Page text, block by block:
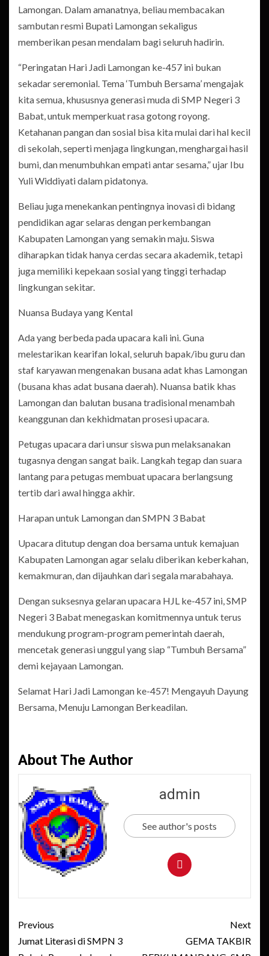
Lamongan. Dalam amanatnya, beliau membacakan
sambutan resmi Bupati Lamongan sekaligus
memberikan pesan mendalam bagi seluruh hadirin.
“Peringatan Hari Jadi Lamongan ke-457 ini bukan
sekadar seremonial. Tema ‘Tumbuh Bersama’ mengajak
kita semua, khususnya generasi muda di SMP Negeri 3
Babat, untuk memperkuat rasa gotong royong.
Ketahanan pangan dan sosial bisa kita mulai dari hal kecil
di sekolah, seperti menjaga lingkungan, menghargai hasil
bumi, dan menumbuhkan empati antar sesama,” ujar Ibu
Yuli Widdiyati dalam pidatonya.
Beliau juga menekankan pentingnya inovasi di bidang
pendidikan agar selaras dengan perkembangan
Kabupaten Lamongan yang semakin maju. Siswa
diharapkan tidak hanya cerdas secara akademik, tetapi
juga memiliki kepekaan sosial yang tinggi terhadap
lingkungan sekitar.
Nuansa Budaya yang Kental
Ada yang berbeda pada upacara kali ini. Guna
melestarikan kearifan lokal, seluruh bapak/ibu guru dan
staf karyawan mengenakan busana adat khas Lamongan
(busana khas adat busana daerah). Nuansa batik khas
Lamongan dan balutan busana tradisional menambah
keanggunan dan kekhidmatan prosesi upacara.
Petugas upacara dari unsur siswa pun melaksanakan
tugasnya dengan sangat baik. Langkah tegap dan suara
lantang para petugas membuat upacara berlangsung
tertib dari awal hingga akhir.
Harapan untuk Lamongan dan SMPN 3 Babat
Upacara ditutup dengan doa bersama untuk kemajuan
Kabupaten Lamongan agar selalu diberikan keberkahan,
kemakmuran, dan dijauhkan dari segala marabahaya.
Dengan suksesnya gelaran upacara HJL ke-457 ini, SMP
Negeri 3 Babat menegaskan komitmennya untuk terus
mendukung program-program pemerintah daerah,
mencetak generasi unggul yang siap “Tumbuh Bersama”
demi kejayaan Lamongan.
Selamat Hari Jadi Lamongan ke-457! Mengayuh Dayung
Bersama, Menuju Lamongan Berkeadilan.
About The Author
admin
See author's posts
Post
navigation
Previous
Jumat Literasi di SMPN 3
Next
GEMA TAKBIR